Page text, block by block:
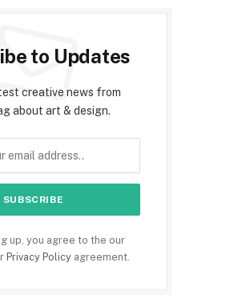
to Updates
creative news from
about art & design.
up, you agree to the our
Privacy Policy agreement.